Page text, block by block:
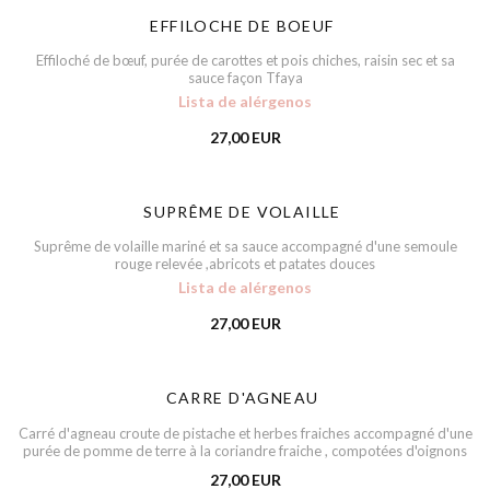
EFFILOCHE DE BOEUF
Effiloché de bœuf, purée de carottes et pois chiches, raisin sec et sa
sauce façon Tfaya
Lista de alérgenos
27,00 EUR
SUPRÊME DE VOLAILLE
Suprême de volaille mariné et sa sauce accompagné d'une semoule
rouge relevée ,abricots et patates douces
Lista de alérgenos
27,00 EUR
CARRE D'AGNEAU
Carré d'agneau croute de pistache et herbes fraiches accompagné d'une
purée de pomme de terre à la coriandre fraiche , compotées d'oignons
27,00 EUR